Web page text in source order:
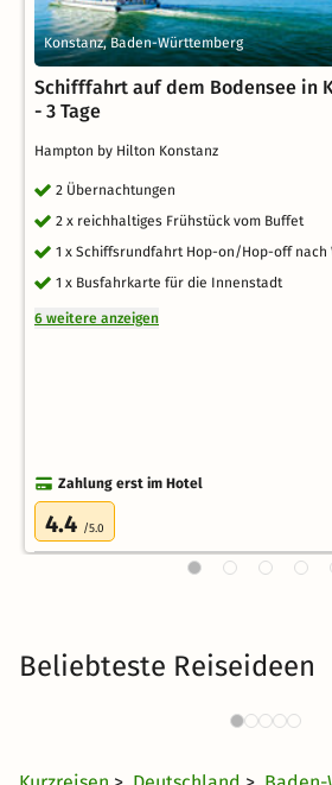
Konstanz, Baden-Württemberg
Schifffahrt auf dem Bodensee in
- 3 Tage
Hampton by Hilton Konstanz
2 Übernachtungen
2 x reichhaltiges Frühstück vom Buffet
1 x Schiffsrundfahrt Hop-on/Hop-off nach
1 x Busfahrkarte für die Innenstadt
6 weitere anzeigen
Zahlung erst im Hotel
4.4 /5.0
Beliebteste Reiseideen
Städtereisen nach
156 Angebote